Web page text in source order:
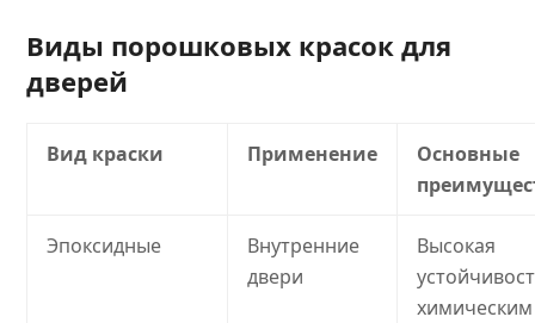
Виды порошковых красок для
дверей
Вид краски Применение
Основные
Эпоксидные
Внутренние
двери
Высокая
химическим